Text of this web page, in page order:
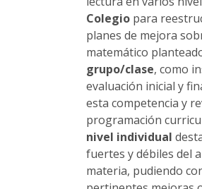
Colegiopara
planes de mejora
matemático
grupo/clase, como
evaluación inicial y
esta competencia y
programación
nivel individual
fuertes y débiles del
materia, pudiendo